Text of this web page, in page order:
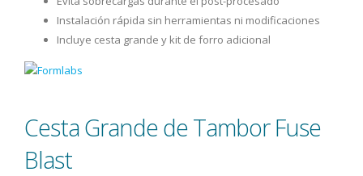
Instalación rápida sin herramientas ni modificaciones
Incluye cesta grande y kit de forro adicional
Cesta Grande de Tambor Fuse
Blast